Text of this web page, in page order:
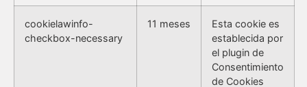
cookielawinfo-
checkbox-necessary
11 meses
Esta cookie es
establecida por
el plugin de
Consentimiento
de Cookies